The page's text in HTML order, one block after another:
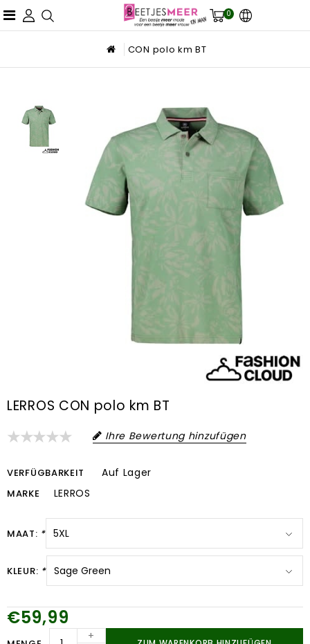
0
CON polo km BT
LERROS CON polo km BT
Ihre Bewertung hinzufügen
VERFÜGBARKEIT Auf Lager
MARKE LERROS
MAAT: *
KLEUR: *
€59,99
+